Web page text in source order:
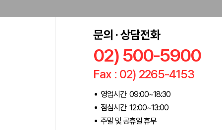
문의 · 상담전화
02) 500-5900
Fax : 02) 2265-4153
영업시간 09:00~18:30
점심시간 12:00~13:00
주말 및 공휴일 휴무